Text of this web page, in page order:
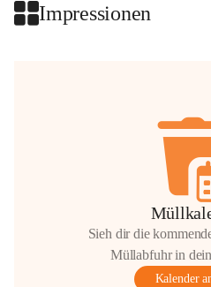
Impressionen
Sieh dir die
Müllabfuhr in
Kalender